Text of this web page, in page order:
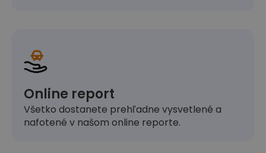
Online report
Všetko dostanete prehľadne vysvetlené a
nafotené v našom online reporte.